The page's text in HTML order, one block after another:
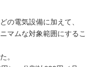
の電気設備に加えて、
マムな対象範囲にするこ
。